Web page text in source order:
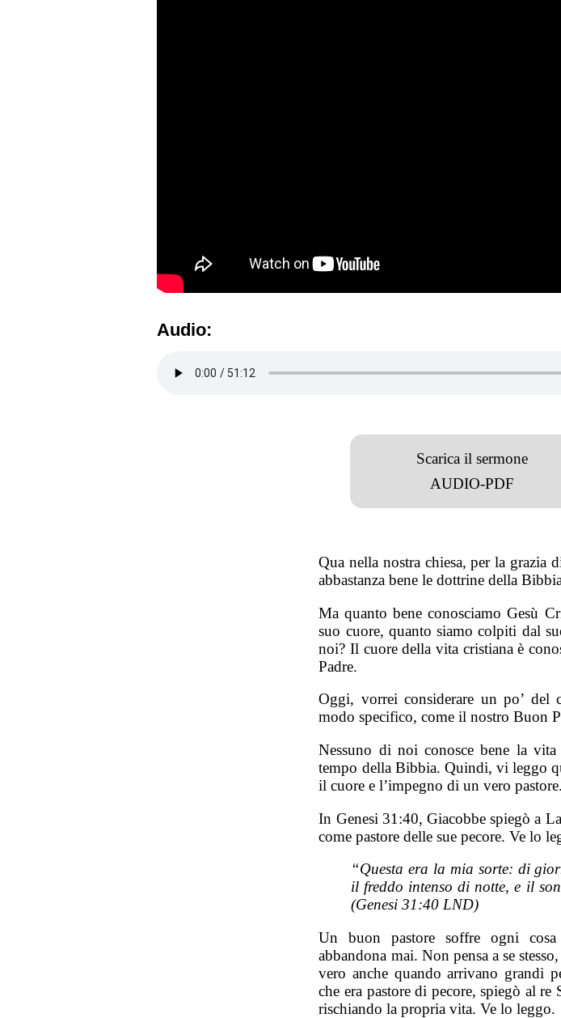
Audio:
Scarica il sermone
AUDIO-PDF
Qua nella nostra chiesa, per la grazia
abbastanza bene le dottrine della
Ma quanto bene conosciamo Gesù
suo cuore, quanto siamo colpiti dal
noi? Il cuore della vita cristiana è
Padre.
Oggi, vorrei considerare un po’
modo specifico, come il nostro Buon
Nessuno di noi conosce bene la
tempo della Bibbia. Quindi, vi leggo
il cuore e l’impegno di un vero pastore.
In Genesi 31:40, Giacobbe spiegò a
come pastore delle sue pecore. Ve lo
“Questa era la mia sorte: di
il freddo intenso di notte, e il
(Genesi 31:40 LND)
Un buon pastore soffre ogni
abbandona mai. Non pensa a se
vero anche quando arrivano grandi
che era pastore di pecore, spiegò al re
rischiando la propria vita. Ve lo leggo.